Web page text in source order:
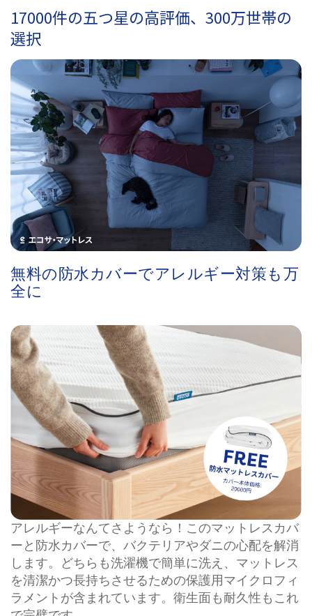
17000件の五つ星の高評価、300万世帯の
選択
無料の防水カバーでアレルギー対策も万
全に
アレルギーなんてさようなら！このマットレスカバ
ーと防水カバーで、バクテリアやダニの心配を解消
します。どちらも洗濯機で簡単に洗え、マットレス
を清潔かつ長持ちさせるための保護用マイクロフィ
ラメントが含まれています。衛生面も耐久性もこれ